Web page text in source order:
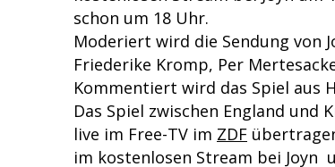
schon um 18 Uhr.
Moderiert wird die Sendung von
Friederike Kromp, Per
Kommentiert wird das Spiel aus
Das Spiel zwischen England
live im Free-TV im ZDF
im kostenlosen Stream bei Joyn